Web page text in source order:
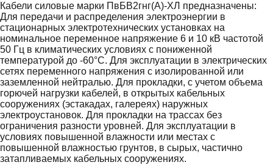
Кабели силовые марки ПвБВ2гнг(А)-ХЛ предназначены:
Для передачи и распределения электроэнергии в
стационарных электротехнических установках на
номинальное переменное напряжение 6 и 10 кВ частотой
50 Гц в климатических условиях с пониженной
температурой до -60°С. Для эксплуатации в электрических
сетях переменного напряжения с изолированной или
заземленной нейтралью. Для прокладки, с учетом объема
горючей нагрузки кабелей, в открытых кабельных
сооружениях (эстакадах, галереях) наружных
электроустановок. Для прокладки на трассах без
ограничения разности уровней. Для эксплуатации в
условиях повышенной влажности или местах с
повышенной влажностью грунтов, в сырых, частично
затапливаемых кабельных сооружениях.